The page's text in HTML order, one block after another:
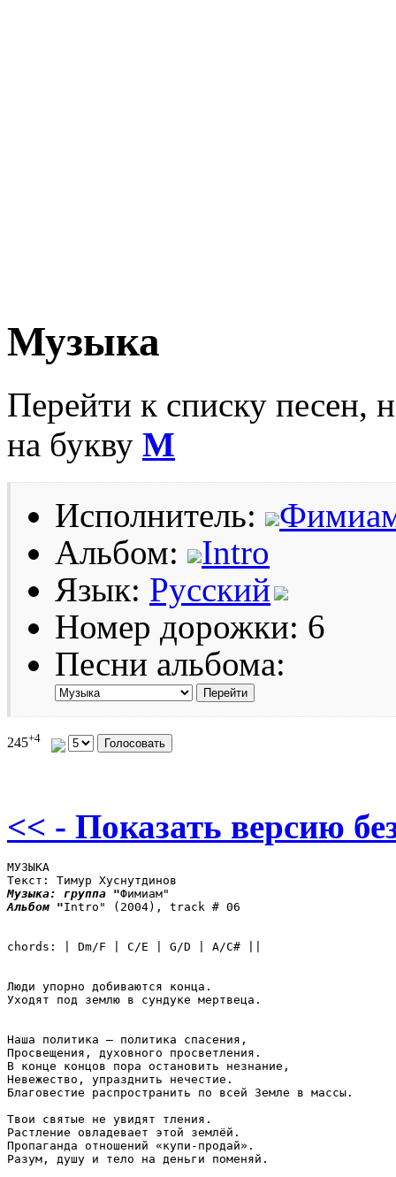
Музыка
Перейти к списку песен,
на букву М
Исполнитель:
Альбом:
Intro
Язык: Русский
Номер дорожки: 6
Песни альбома:
245+4
<< - Показать версию
МУЗЫКА
Музыка: группа "
Альбом "Intro" (2004), track # 06
chords: | Dm/F | C/E | G/D | A/C# ||
Люди упорно добиваются конца.
Уходят под землю в сундуке мертвеца.
Наша политика – политика спасения,
Просвещения, духовного просветления.
В конце концов пора остановить незнание,
Невежество, упразднить нечестие.
Благовестие распространить по всей Земле в массы.
Твои святые не увидят тления.
Растление овладевает этой землёй.
Пропаганда отношений «купи-продай».
Разум, душу и тело на деньги поменяй.